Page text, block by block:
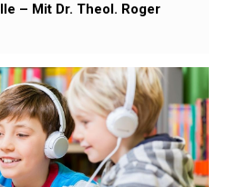
– Mit Dr. Theol. Roger